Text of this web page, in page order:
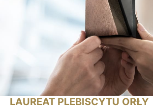
LAUREAT PLEBISCYTU ORŁY